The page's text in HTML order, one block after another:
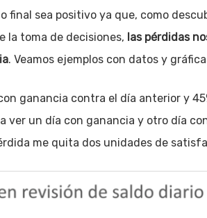
sea positivo ya que, como
la toma de decisiones, las pérdidas
. Veamos ejemplos con datos y
ganancia contra el día anterior y
ver un día con ganancia y otro día
me quita dos unidades de